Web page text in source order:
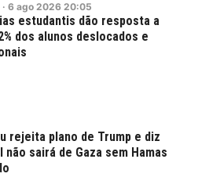
· 6 ago 2026 20:05
estudantis dão resposta a
dos alunos deslocados e
rejeita plano de Trump e diz
não sairá de Gaza sem Hamas